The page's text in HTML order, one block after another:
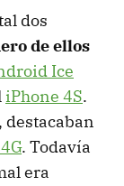
dos
de ellos
Ice
iPhone 4S.
. Todavía
era